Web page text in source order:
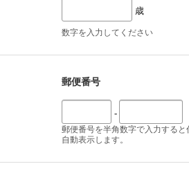
歳
数字を入力してください
郵便番号
-
郵便番号を半角数字で入力すると
自動表示します。